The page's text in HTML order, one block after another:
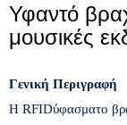
Υφαντό
μουσικές
Γενική Περιγραφή
Η RFIDύφασματο